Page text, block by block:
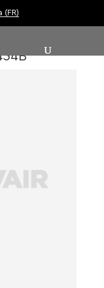
(FR)